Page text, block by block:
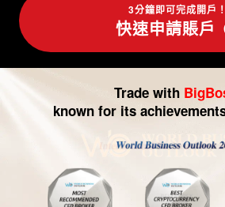
易|
CFD
交
易
3分鐘即可完成開戶！
快速申請賬戶
Trade with
known for its